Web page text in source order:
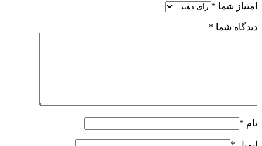
امتیاز شما *
دیدگاه شما *
نام *